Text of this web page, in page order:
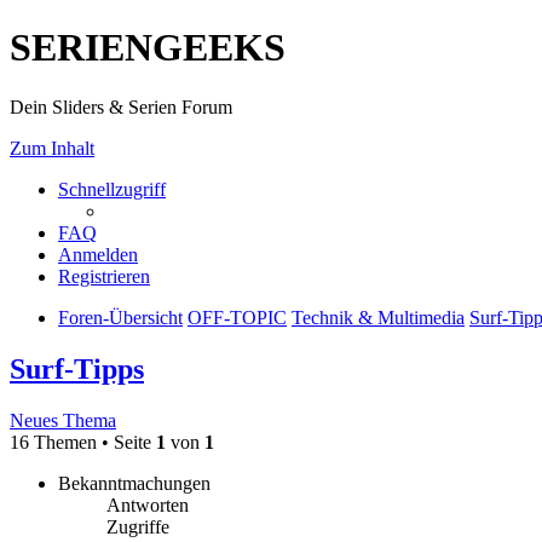
SERIENGEEKS
Dein Sliders & Serien Forum
Zum Inhalt
Schnellzugriff
FAQ
Anmelden
Registrieren
Foren-Übersicht OFF-TOPIC Technik & Multimedia Surf-
Surf-Tipps
Neues Thema
16 Themen • Seite 1 von 1
Bekanntmachungen
Antworten
Zugriffe